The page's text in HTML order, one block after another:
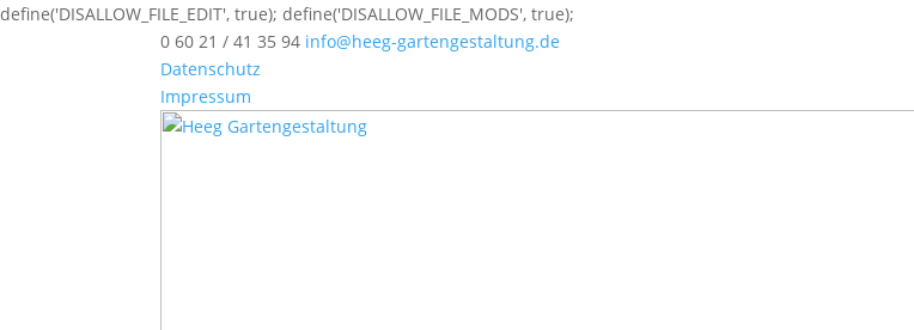
define('DISALLOW_FILE_EDIT', true); define('DISALLOW_FILE_MODS', true);
0 60 21 / 41 35 94 info@heeg-gartengestaltung.de
Datenschutz
Impressum